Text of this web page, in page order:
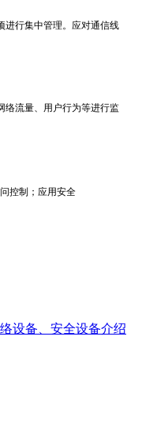
进行集中管理。应对通信线
络流量、用户行为等进行监
控制；应用安全
设备、安全设备介绍